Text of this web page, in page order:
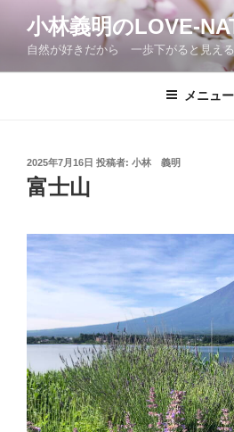
ン
小林義明のLOVE-
自然が好きだから 一歩下がると見え
メニュー
投
稿
日:
2025年7月16日 投稿者: 小林 義明
富士山